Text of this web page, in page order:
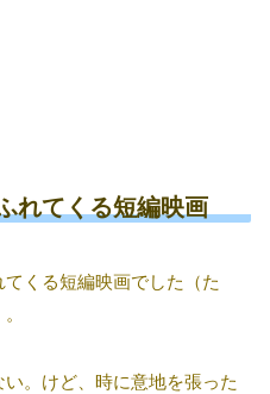
れてくる短編映画
くる短編映画でした（た
。けど、時に意地を張った